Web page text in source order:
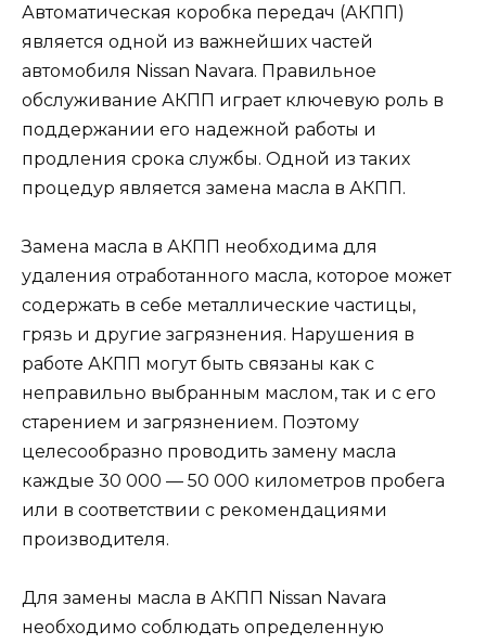
Автоматическая коробка передач (АКПП)
является одной из важнейших частей
автомобиля Nissan Navara. Правильное
обслуживание АКПП играет ключевую роль в
поддержании его надежной работы и
продления срока службы. Одной из таких
процедур является замена масла в АКПП.
Замена масла в АКПП необходима для
удаления отработанного масла, которое может
содержать в себе металлические частицы,
грязь и другие загрязнения. Нарушения в
работе АКПП могут быть связаны как с
неправильно выбранным маслом, так и с его
старением и загрязнением. Поэтому
целесообразно проводить замену масла
каждые 30 000 — 50 000 километров пробега
или в соответствии с рекомендациями
производителя.
Для замены масла в АКПП Nissan Navara
необходимо соблюдать определенную